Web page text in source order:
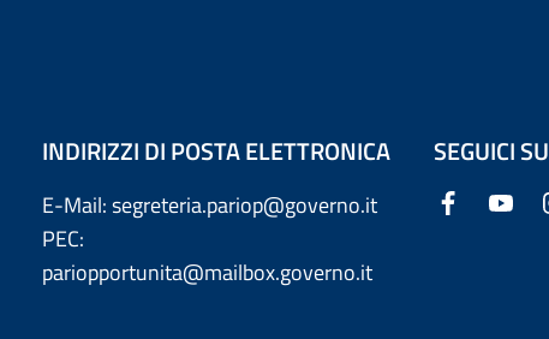
INDIRIZZI DI POSTA ELETTRONICA
E-Mail: segreteria.pariop@governo.it
PEC:
pariopportunita@mailbox.governo.it
SEGUICI SU